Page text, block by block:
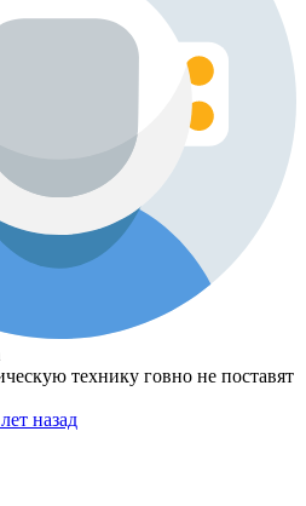
технику говно не поставят
назад